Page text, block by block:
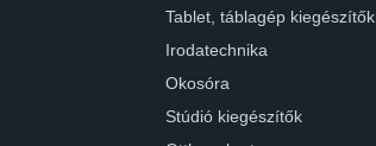
Tablet, táblagép kiegészítők
Irodatechnika
Okosóra
Stúdió kiegészítők